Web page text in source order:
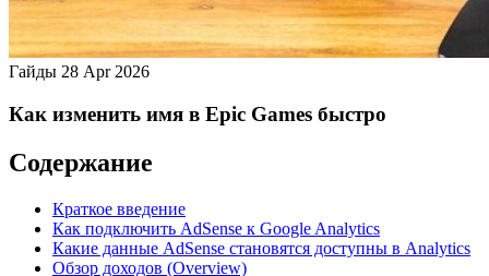
Гайды 28 Apr 2026
Как изменить имя в Epic Games быстро
Содержание
Краткое введение
Как подключить AdSense к Google Analytics
Какие данные AdSense становятся доступны в Analytics
Обзор доходов (Overview)